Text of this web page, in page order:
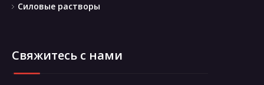
Силовые растворы
Свяжитесь с нами